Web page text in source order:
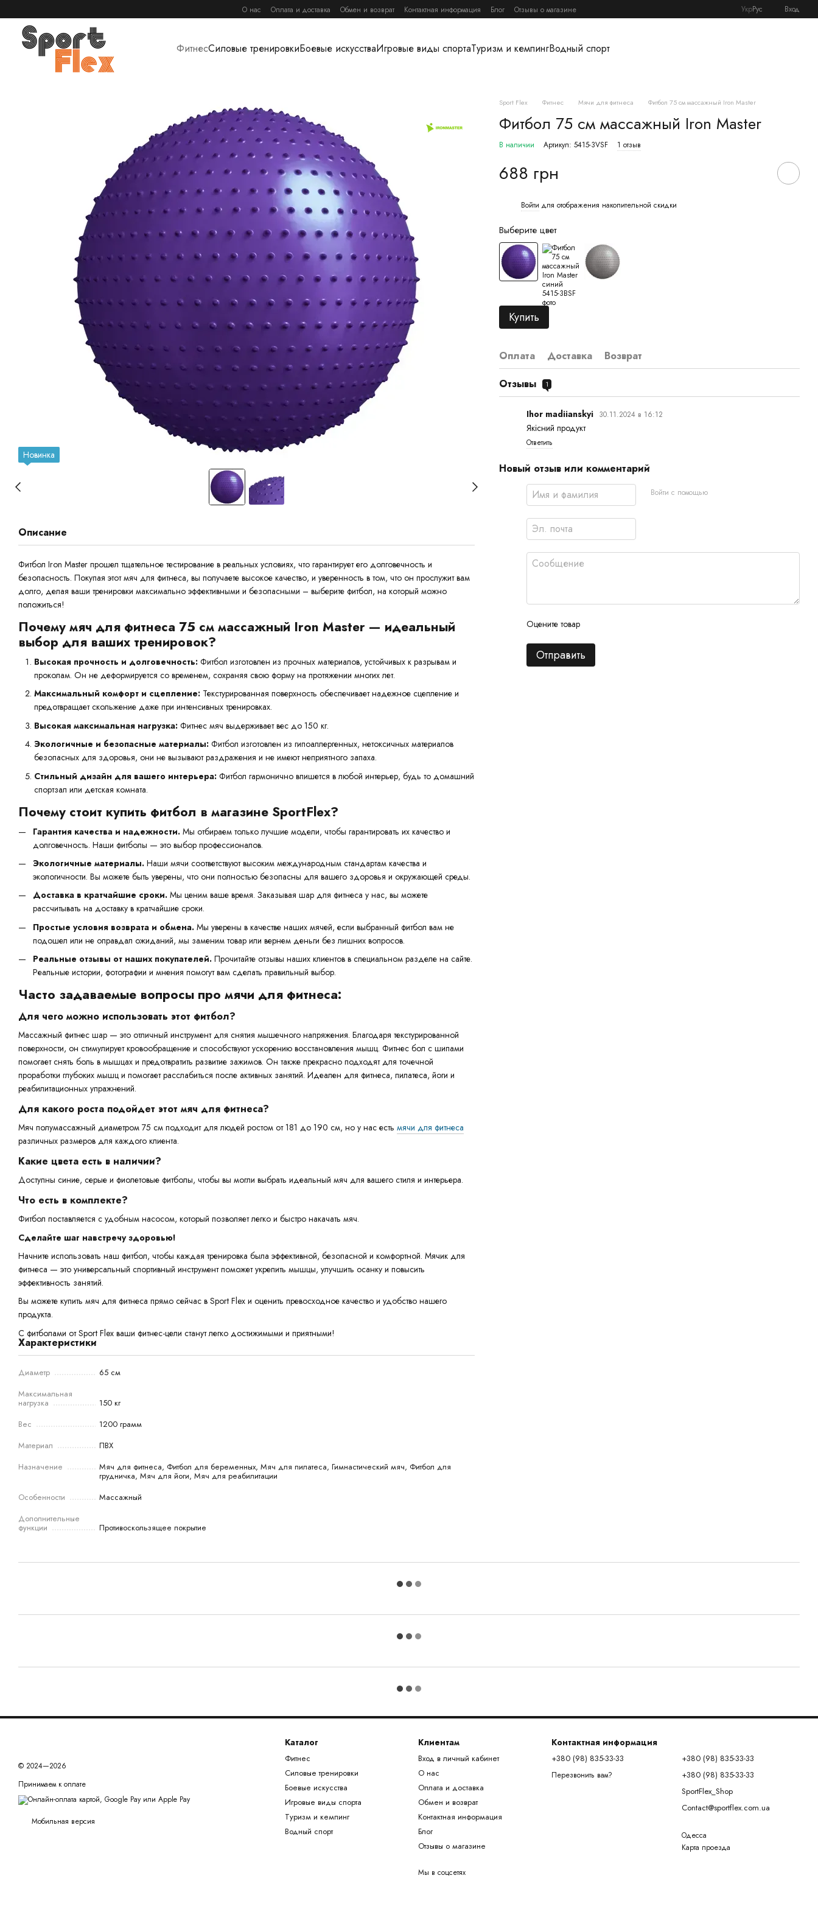
О нас Оплата и доставка Обмен и возврат Контактная информация Блог Отзывы о магазине УкрРус Вход
ФитнесСиловые тренировкиБоевые искусстваИгровые виды спортаТуризм и кемпингВодный спорт
Новинка
Описание
Фитбол Iron Master прошел тщательное тестирование в реальных условиях, что гарантирует его долговечность и
безопасность. Покупая этот мяч для фитнеса, вы получаете высокое качество, и уверенность в том, что он прослужит вам
долго, делая ваши тренировки максимально эффективными и безопасными – выберите фитбол, на который можно
положиться!
Почему мяч для фитнеса 75 см массажный Iron Master — идеальный
выбор для ваших тренировок?
Высокая прочность и долговечность: Фитбол изготовлен из прочных материалов, устойчивых к разрывам и
проколам. Он не деформируется со временем, сохраняя свою форму на протяжении многих лет.
Максимальный комфорт и сцепление: Текстурированная поверхность обеспечивает надежное сцепление и
предотвращает скольжение даже при интенсивных тренировках.
Высокая максимальная нагрузка: Фитнес мяч выдерживает вес до 150 кг.
Экологичные и безопасные материалы: Фитбол изготовлен из гипоаллергенных, нетоксичных материалов
безопасных для здоровья, они не вызывают раздражения и не имеют неприятного запаха.
Стильный дизайн для вашего интерьера: Фитбол гармонично впишется в любой интерьер, будь то домашний
спортзал или детская комната.
Почему стоит купить фитбол в магазине SportFlex?
Гарантия качества и надежности. Мы отбираем только лучшие модели, чтобы гарантировать их качество и
долговечность. Наши фитболы — это выбор профессионалов.
Экологичные материалы. Наши мячи соответствуют высоким международным стандартам качества и
экологичности. Вы можете быть уверены, что они полностью безопасны для вашего здоровья и окружающей среды.
Доставка в кратчайшие сроки. Мы ценим ваше время. Заказывая шар для фитнеса у нас, вы можете
рассчитывать на доставку в кратчайшие сроки.
Простые условия возврата и обмена. Мы уверены в качестве наших мячей, если выбранный фитбол вам не
подошел или не оправдал ожиданий, мы заменим товар или вернем деньги без лишних вопросов.
Реальные отзывы от наших покупателей. Прочитайте отзывы наших клиентов в специальном разделе на сайте.
Реальные истории, фотографии и мнения помогут вам сделать правильный выбор.
Часто задаваемые вопросы про мячи для фитнеса:
Для чего можно использовать этот фитбол?
Массажный фитнес шар — это отличный инструмент для снятия мышечного напряжения. Благодаря текстурированной
поверхности, он стимулирует кровообращение и способствуют ускорению восстановления мышц. Фитнес бол с шипами
помогает снять боль в мышцах и предотвратить развитие зажимов. Он также прекрасно подходят для точечной
проработки глубоких мышц и помогает расслабиться после активных занятий. Идеален для фитнеса, пилатеса, йоги и
реабилитационных упражнений.
Для какого роста подойдет этот мяч для фитнеса?
Мяч полумассажный диаметром 75 см подходит для людей ростом от 181 до 190 см, но у нас есть мячи для фитнеса
различных размеров для каждого клиента.
Какие цвета есть в наличии?
Доступны синие, серые и фиолетовые фитболы, чтобы вы могли выбрать идеальный мяч для вашего стиля и интерьера.
Что есть в комплекте?
Фитбол поставляется с удобным насосом, который позволяет легко и быстро накачать мяч.
Сделайте шаг навстречу здоровью!
Начните использовать наш фитбол, чтобы каждая тренировка была эффективной, безопасной и комфортной. Мячик для
фитнеса — это универсальный спортивный инструмент поможет укрепить мышцы, улучшить осанку и повысить
эффективность занятий.
Вы можете купить мяч для фитнеса прямо сейчас в Sport Flex и оценить превосходное качество и удобство нашего
продукта.
С фитболами от Sport Flex ваши фитнес-цели станут легко достижимыми и приятными!
Характеристики
Диаметр
65 см
Максимальная
нагрузка
150 кг
Вес
1200 грамм
Материал
ПВХ
Назначение
Мяч для фитнеса, Фитбол для беременных, Мяч для пилатеса, Гимнастический мяч, Фитбол для
грудничка, Мяч для йоги, Мяч для реабилитации
Особенности
Массажный
Дополнительные
функции Противоскользящее покрытие
Sport Flex Фитнес Мячи для фитнеса Фитбол 75 см массажный Iron Master
Фитбол 75 см массажный Iron Master
В наличии Артикул: 5415-3VSF 1 отзыв
688 грн
Войти для отображения накопительной скидки
Выберите цвет
Купить
Оплата Доставка
Возврат
Отзывы
1
Ihor madiianskyi 30.11.2024 в 16:12
Якісний продукт
Ответить
Новый отзыв или комментарий
Войти с помощью
Оцените товар
Отправить
© 2024—2026
Принимаем к оплате
Мобильная версия
Каталог
Фитнес
Силовые тренировки
Боевые искусства
Игровые виды спорта
Туризм и кемпинг
Водный спорт
Клиентам
Вход в личный кабинет
О нас
Оплата и доставка
Обмен и возврат
Контактная информация
Блог
Отзывы о магазине
Мы в соцсетях
Контактная информация
+380 (98) 835-33-33
Перезвонить вам?
+380 (98) 835-33-33
+380 (98) 835-33-33
SportFlex_Shop
Contact@sportflex.com.ua
Одесса
Карта проезда